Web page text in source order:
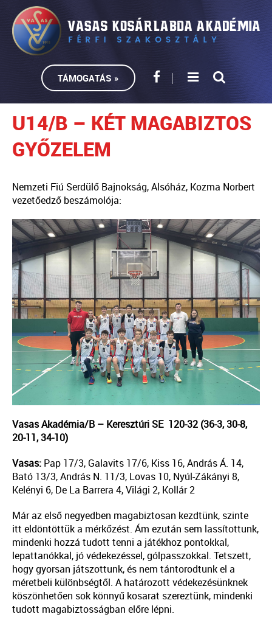
TÁMOGATÁS »
U14/B – KÉT MAGABIZTOS
GYŐZELEM
Nemzeti Fiú Serdülő Bajnokság, Alsóház, Kozma Norbert
vezetőedző beszámolója:
Vasas Akadémia/B – Keresztúri SE 120-32 (36-3, 30-8,
20-11, 34-10)
Vasas: Pap 17/3, Galavits 17/6, Kiss 16, András Á. 14,
Bató 13/3, András N. 11/3, Lovas 10, Nyúl-Zákányi 8,
Kelényi 6, De La Barrera 4, Világi 2, Kollár 2
Már az első negyedben magabiztosan kezdtünk, szinte
itt eldöntöttük a mérkőzést. Ám ezután sem lassítottunk,
mindenki hozzá tudott tenni a játékhoz pontokkal,
lepattanókkal, jó védekezéssel, gólpasszokkal. Tetszett,
hogy gyorsan játszottunk, és nem tántorodtunk el a
méretbeli különbségtől. A határozott védekezésünknek
köszönhetően sok könnyű kosarat szereztünk, mindenki
tudott magabiztosságban előre lépni.